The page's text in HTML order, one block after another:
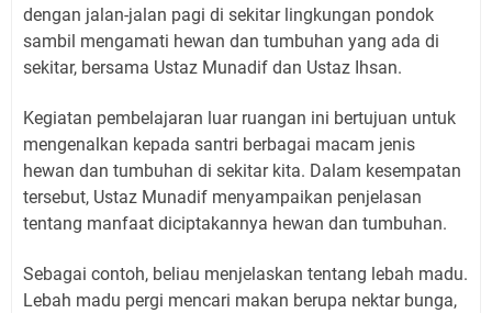
dengan jalan-jalan pagi di sekitar lingkungan pondok
sambil mengamati hewan dan tumbuhan yang ada di
sekitar, bersama Ustaz Munadif dan Ustaz Ihsan.
Kegiatan pembelajaran luar ruangan ini bertujuan untuk
mengenalkan kepada santri berbagai macam jenis
hewan dan tumbuhan di sekitar kita. Dalam kesempatan
tersebut, Ustaz Munadif menyampaikan penjelasan
tentang manfaat diciptakannya hewan dan tumbuhan.
Sebagai contoh, beliau menjelaskan tentang lebah madu.
Lebah madu pergi mencari makan berupa nektar bunga,